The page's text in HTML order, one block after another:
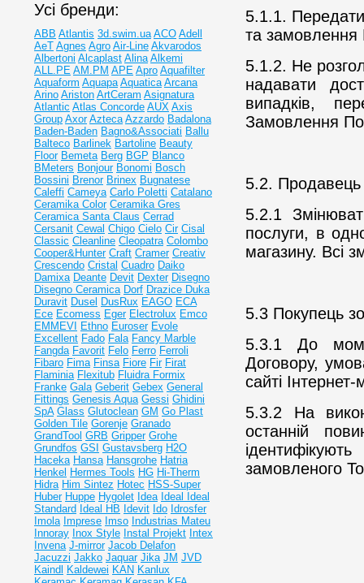
5.1.1. Передати
та замовлення
5.1.2. Не
надавати
випадків,
Замовлення
5.2.
5.2.1
послуги, в
магазину. Всі
5.3 Покупець
5.3.1 До
Договору,
сайті Інтернет-
5.3.2 На
останній
замовленого
Усі бренди:
ABB Atlantis 3d.swim.ua ACO Adell
AeT Agnes Agro Air-Line Akvarodos
Albertoni Alcaplast Alina Alkemi
ALL.PE AM.PM APE Apro Aquafilter
Aquaform Aquapa Aquatica Arcana
Arino Ariston ArtCeram Asignatura
Atlantic Atlas Concorde AUX Axis
Group Axor Azteca Azzardo Badalona
Baden-Baden Bagno&Associati Ballu
Balteco Barlinek Bartoline Beauty
Floor Bemeta Berg BGP Blanco
BMeters Bonjour Bonomi Bosch
Bossini Brenor Brinex Bugnatese
Caleffi Cameya Carlo Poletti Catalano
Ceramika Color Ceramika Gres
Ceramiсa Santa Claus Cerrad
Cersanit Cewal Chigo Cielo Cir Cisal
Classic Cleanline Cleopatra Colombo
Cooper&Hunter Craft Cramer Creativ
Crescendo Cristal Cuadro Daiko
Damixa Deante Devit Dexter Disegno
Disegno Ceramica Dorf Drazice Duka
Duravit Dusel DusRux EAGO ECA
Ece Ecomess Eger Electrolux Emco
EMMEVI
Ethno Euroser Evole
Excellent Fado Fala Fancy Marble
Fangda Favorit Felo Ferro Ferroli
Fibaro Fima Finsa Fiore Fir Firat
Flaminia Flexitub Fluidra Formix
Franke Gala Geberit Gebex General
Fittings Genesis Aqua Gessi Ghidini
SpA Glass Glutoclean GM Go Plast
Golden Tile Gorenje Granado
GrandTool GRB Gripper Grohe
Grundfos GSI Gustavsberg H2O
Haceka Hansa Hansgrohe Hatria
Henkel Hermes Tools HG Hi-Therm
Hidra Him Sintez Hotec HSS-Super
Huber Huppe Hygolet Idea Ideal
Ideal
Standard Ideal НВ Idevit Ido Idrosfer
Imola Imprese Imso Industrias Mateu
Innoray Inox Style Instal Projekt Intex
Invena J-mirror Jacob Delafon
Jacuzzi Jakko Jaquar Jika JM JVD
Kaindl
Kaldewei KAN Kanlux